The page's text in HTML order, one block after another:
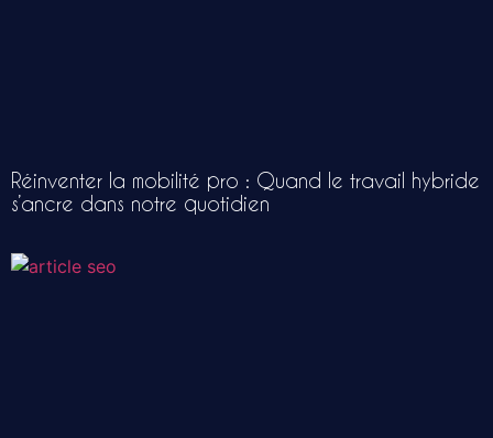
Réinventer la mobilité pro : Quand le travail hybride
s’ancre dans notre quotidien